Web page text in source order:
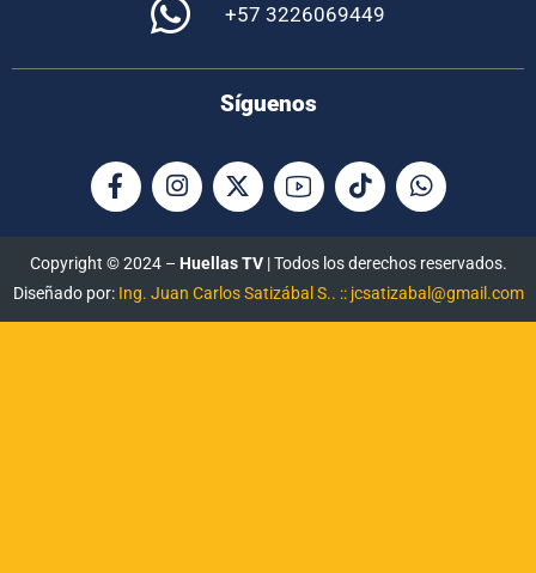
+57 3226069449
Síguenos
Copyright © 2024 – Huellas TV| Todos los derechos reservados.
Diseñado por: Ing. Juan Carlos Satizábal S.. :: jcsatizabal@gmail.com